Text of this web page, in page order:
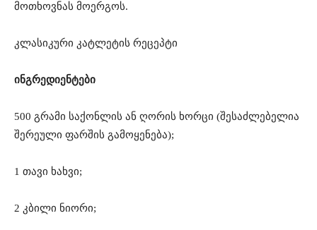
მოთხოვნას მოერგოს.
კლასიკური კატლეტის რეცეპტი
ინგრედიენტები
500 გრამი საქონლის ან ღორის ხორცი (შესაძლებელია
შერეული ფარშის გამოყენება);
1 თავი ხახვი;
2 კბილი ნიორი;